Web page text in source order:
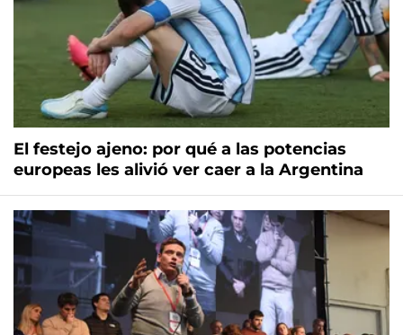
El festejo ajeno: por qué a las potencias
europeas les alivió ver caer a la Argentina